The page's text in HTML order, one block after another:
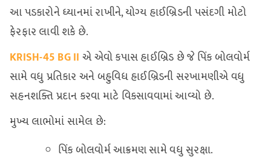
આ પડકારોને ધ્યાનમાં રાખીને, યોગ્ય હાઈબ્રિડની પસંદગી મોટો
ફેરફાર લાવી શકે છે.
KRISH-45 BG II એ એવો કપાસ હાઈબ્રિડ છે જે પિંક બોલવોર્મ
સામે વધુ પ્રતિકાર અને બહુવિધ હાઈબ્રિડની સરખામણીએ વધુ
સહનશક્તિ પ્રદાન કરવા માટે વિકસાવવામાં આવ્યો છે.
મુખ્ય લાભોમાં સામેલ છે:
પિંક બોલવોર્મ આક્રમણ સામે વધુ સુરક્ષા.